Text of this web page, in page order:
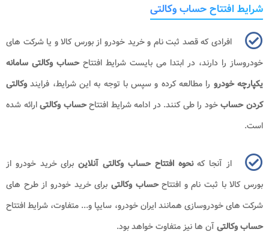
شرایط افتتاح حساب وکالتی
افرادی که قصد ثبت نام و خرید خودرو از بورس کالا و یا شرکت های
خودروساز را دارند، در ابتدا می بایست شرایط افتتاححساب وکالتی سامانه
یکپارچه خودرو را مطالعه کرده و سپس با توجه به این شرایط، فرایند وکالتی
کردن حسابخود را طی کنند. در ادامه شرایط افتتاححساب وکالتیارائه شده
است.
از آنجا کهنحوه افتتاح حساب وکالتی آنلاینبرای خرید خودرو از
بورس کالا با ثبت نام و افتتاححساب وکالتی برای خرید خودرو از طرح های
شرکت های خودروسازی همانند ایران خودرو، سایپا و... متفاوت، شرایط افتتاح
حساب وکالتیآن ها نیز متفاوت خواهد بود.